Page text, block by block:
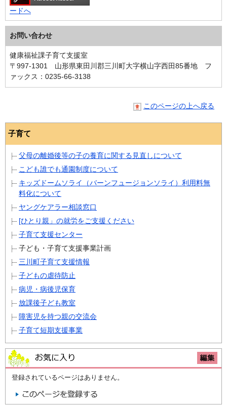
ードへ
お問い合わせ
健康福祉課子育て支援室
〒997-1301 山形県東田川郡三川町大字横山字西田85番地 フ
ァックス：0235-66-3138
このページの上へ戻る
子育て
父母の離婚後等の子の養育に関する見直しについて
こども誰でも通園制度について
キッズドームソライ（バーンフュージョンソライ）利用料無
料化について
ヤングケアラー相談窓口
[ひとり親」の就労をご支援ください
子育て支援センター
子ども・子育て支援事業計画
三川町子育て支援情報
子どもの虐待防止
病児・病後児保育
放課後子ども教室
障害児を持つ親の交流会
子育て短期支援事業
登録されているページはありません。